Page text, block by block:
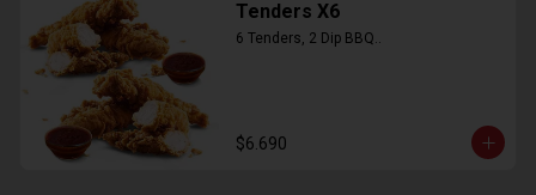
Tenders X6
6 Tenders, 2 Dip BBQ..
$6.690